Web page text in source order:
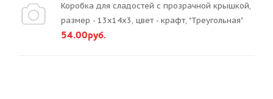
Коробка для сладостей с прозрачной крышкой,
размер - 13х14х3, цвет - крафт, "Треугольная"
54.00руб.